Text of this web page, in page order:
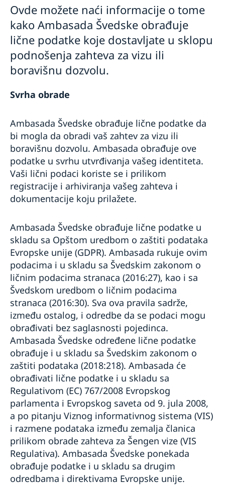
Ovde možete naći informacije o tome
kako Ambasada Švedske obrađuje
lične podatke koje dostavljate u sklopu
podnošenja zahteva za vizu ili
boravišnu dozvolu.
Svrha obrade
Ambasada Švedske obrađuje lične podatke da
bi mogla da obradi vaš zahtev za vizu ili
boravišnu dozvolu. Ambasada obrađuje ove
podatke u svrhu utvrđivanja vašeg identiteta.
Vaši lični podaci koriste se i prilikom
registracije i arhiviranja vašeg zahteva i
dokumentacije koju prilažete.
Ambasada Švedske obrađuje lične podatke u
skladu sa Opštom uredbom o zaštiti podataka
Evropske unije (GDPR). Ambasada rukuje ovim
podacima i u skladu sa Švedskim zakonom o
ličnim podacima stranaca (2016:27), kao i sa
Švedskom uredbom o ličnim podacima
stranaca (2016:30). Sva ova pravila sadrže,
između ostalog, i odredbe da se podaci mogu
obrađivati bez saglasnosti pojedinca.
Ambasada Švedske određene lične podatke
obrađuje i u skladu sa Švedskim zakonom o
zaštiti podataka (2018:218). Ambasada će
obrađivati lične podatke i u skladu sa
Regulativom (EC) 767/2008 Evropskog
parlamenta i Evropskog saveta od 9. jula 2008,
a po pitanju Viznog informativnog sistema (VIS)
i razmene podataka između zemalja članica
prilikom obrade zahteva za Šengen vize (VIS
Regulativa). Ambasada Švedske ponekada
obrađuje podatke i u skladu sa drugim
odredbama i direktivama Evropske unije.